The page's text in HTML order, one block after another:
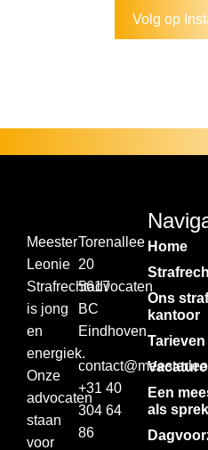
Volg op
Meester
Leonie
Strafrechtadvocaten
is jong
en
energiek.
Onze
advocaten
staan
voor
Torenallee
20
5617
BC
Eindhoven
+31 40
304 64
86
Home
Ons
kantoor
Tarieven
Een
als